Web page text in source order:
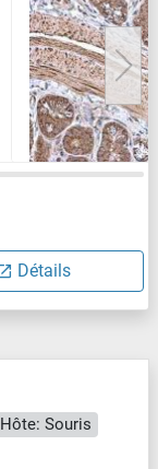
Détails
Hôte: Souris